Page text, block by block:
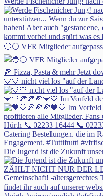
🔵⚪ VFR Mitglieder
💙🤍 nicht viel los "auf der
💙🤍🍕🍕🍕💙🤍 Im Vorfeld
Die Jugend ist die Zukunft